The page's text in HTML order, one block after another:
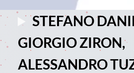
STEFANO
GIORGIO ZIRON,
ALESSANDRO